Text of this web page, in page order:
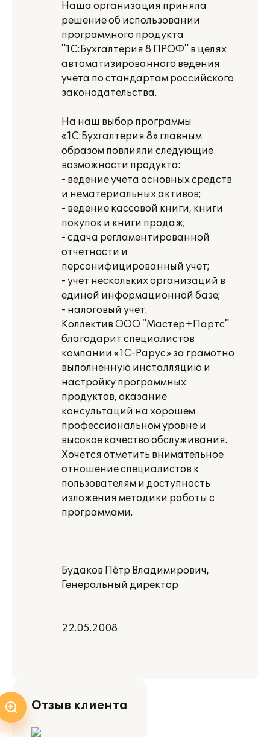
Наша организация приняла
решение об использовании
программного продукта
"1С:Бухгалтерия 8 ПРОФ" в целях
автоматизированного ведения
учета по стандартам российского
законодательства.
На наш выбор программы
«1С:Бухгалтерия 8» главным
образом повлияли следующие
возможности продукта:
- ведение учета основных средств
и нематериальных активов;
- ведение кассовой книги, книги
покупок и книги продаж;
- сдача регламентированной
отчетности и
персонифицированный учет;
- учет нескольких организаций в
единой информационной базе;
- налоговый учет.
Коллектив ООО "Мастер+Партс"
благодарит специалистов
компании «1С-Рарус» за грамотно
выполненную инсталляцию и
настройку программных
продуктов, оказание
консультаций на хорошем
профессиональном уровне и
высокое качество обслуживания.
Хочется отметить внимательное
отношение специалистов к
пользователям и доступность
изложения методики работы с
программами.
Будаков Пётр Владимирович,
Генеральный директор
22.05.2008
Отзыв клиента